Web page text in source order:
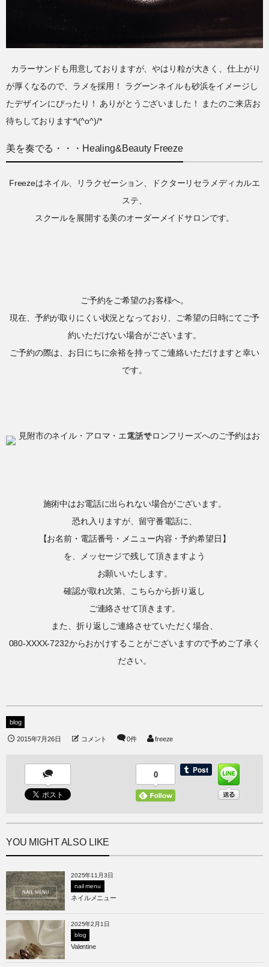
カラーサンドも用意しておりますが、やはり粒が大きく、仕上がり
が厚くなるので、ラメを採用！ ラグーンネイルも砂浜をイメージし
たデザインにぴったり！ ありがとうございました！ またのご来店お
待ちしております*\(^o^)/*
美を奏でる・・・Healing&Beauty Freeze
Freezeはネイル、リラクゼーション、ドクターリセラメディカルエ
ステ、
スクールを展開する美のオーダーメイドサロンです。
ご予約をご希望のお客様へ。
現在、予約が取りにくい状況となっており、ご希望の日時にてご予
約いただけない場合がございます。
ご予約の際は、お日にちに余裕を持ってご連絡いただけますと幸い
です。
施術中はお電話に出られない場合がございます。
恐れ入りますが、留守番電話に、
【お名前・電話番号・メニュー内容・予約希望日】
を、メッセージで残して頂きますよう
お願いいたします。
確認が取れ次第、こちらから折り返し
ご連絡させて頂きます。
また、折り返しご連絡させていただく場合、
080-XXXX-7232からおかけすることがございますので予めご了承く
ださい。
blog
2015年7月26日 コメント 0件 freeze
0
YOU MIGHT ALSO LIKE
2025年11月3日
nail menu
ネイルメニュー
2025年2月1日
blog
Valentine